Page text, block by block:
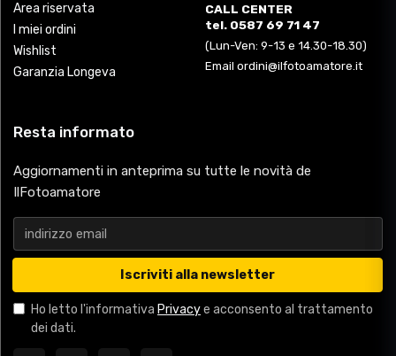
Area riservata
I miei ordini
Wishlist
Garanzia Longeva
CALL CENTER
tel. 0587 69 71 47
(Lun-Ven: 9-13 e 14.30-18.30)
Email ordini@ilfotoamatore.it
Resta informato
Aggiornamenti in anteprima su tutte le novità de
IlFotoamatore
Iscriviti alla newsletter
Ho letto l'informativa Privacye acconsento al trattamento
dei dati.